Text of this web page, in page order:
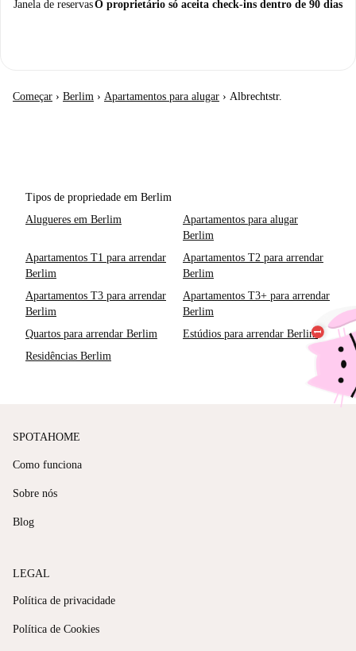
Janela de reservasO proprietário só aceita check-ins dentro de 90 dias
Começar › Berlim › Apartamentos para alugar › Albrechtstr.
Tipos de propriedade em Berlim
Alugueres em Berlim
Apartamentos para alugar
Berlim
Apartamentos T1 para arrendar
Berlim
Apartamentos T2 para arrendar
Berlim
Apartamentos T3 para arrendar
Berlim
Apartamentos T3+ para arrendar
Berlim
Quartos para arrendar Berlim
Estúdios para arrendar Berlim
Residências Berlim
SPOTAHOME
Como funciona
Sobre nós
Blog
LEGAL
Política de privacidade
Política de Cookies